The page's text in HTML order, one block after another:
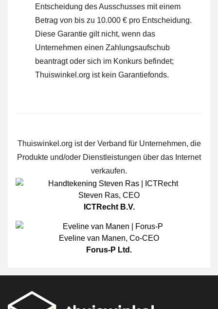
Entscheidung des Ausschusses mit einem
Betrag von bis zu 10.000 € pro Entscheidung.
Diese Garantie gilt nicht, wenn das
Unternehmen einen Zahlungsaufschub
beantragt oder sich im Konkurs befindet;
Thuiswinkel.org ist kein Garantiefonds.
Thuiswinkel.org ist der Verband für Unternehmen, die
Produkte und/oder Dienstleistungen über das Internet
verkaufen.
Steven Ras, CEO
ICTRecht B.V.
Eveline van Manen, Co-CEO
Forus-P Ltd.